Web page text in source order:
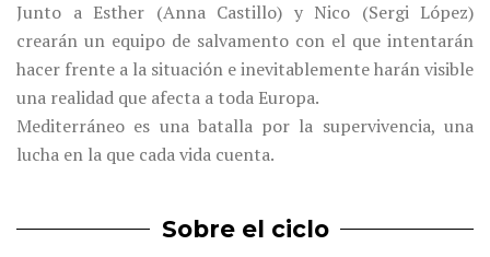
Junto a Esther (Anna Castillo) y Nico (Sergi López)
crearán un equipo de salvamento con el que intentarán
hacer frente a la situación e inevitablemente harán visible
una realidad que afecta a toda Europa.
Mediterráneo es una batalla por la supervivencia, una
lucha en la que cada vida cuenta.
Sobre el ciclo